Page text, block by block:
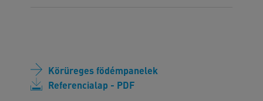
Körüreges födémpanelek
Referencialap - PDF